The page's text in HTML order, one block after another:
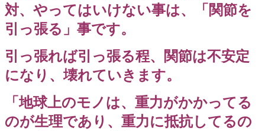
対、やってはいけない事は、「関節を
引っ張る」事です。
引っ張れば引っ張る程、関節は不安定
になり、壊れていきます。
「地球上のモノは、重力がかかってる
のが生理であり、重力に抵抗してるの